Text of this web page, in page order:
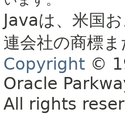
Javaは、米国
連会社の商標
Copyright ©
Oracle
All rights